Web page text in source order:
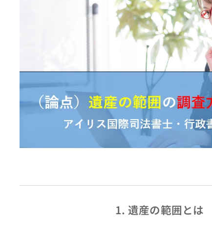
1. 遺産の範囲とは